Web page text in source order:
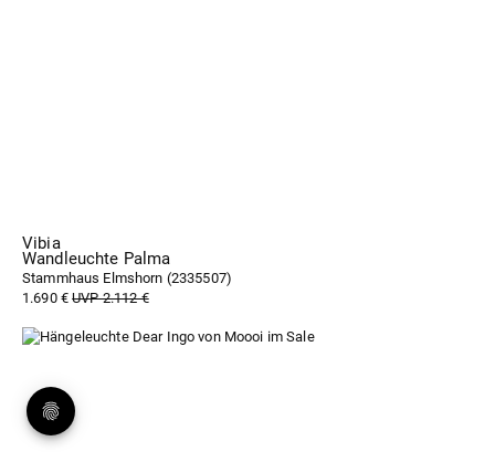
Vibia
Wandleuchte Palma
Stammhaus Elmshorn (2335507)
1.690 €UVP 2.112 €